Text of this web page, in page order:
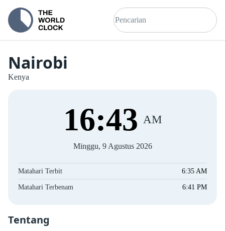
Nairobi
Kenya
16:44 AM
Minggu, 9 Agustus 2026
Matahari Terbit 6:35 AM
Matahari Terbenam 6:41 PM
Tentang